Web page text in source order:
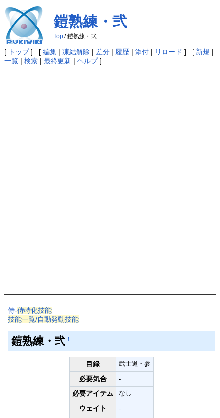
鎧熟練・弐
Top/ 鎧熟練・弐
[ トップ] [ 編集| 凍結解除 | 差分| 履歴| 添付| リロード ] [ 新規 |
一覧| 検索| 最終更新| ヘルプ]
侍-侍特化技能
技能一覧/自動発動技能
鎧熟練・弐 †
目録 武士道・参
必要気合 -
必要アイテム なし
ウェイト -